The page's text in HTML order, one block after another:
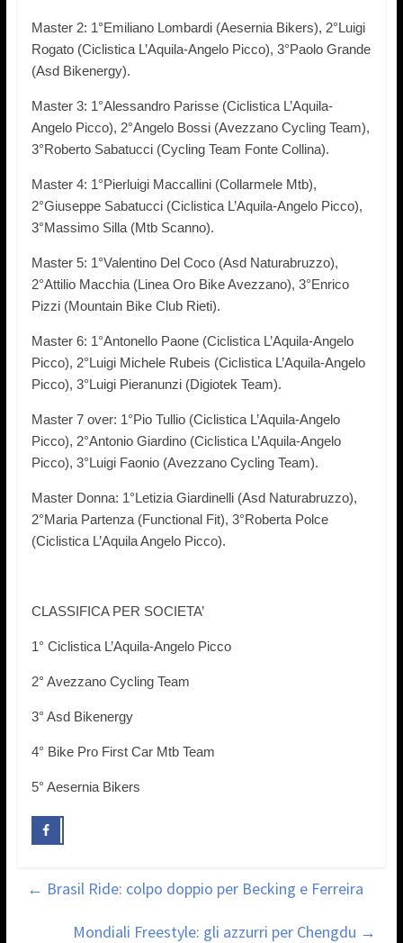
Master 2: 1°Emiliano Lombardi (Aesernia Bikers), 2°Luigi
Rogato (Ciclistica L’Aquila-Angelo Picco), 3°Paolo Grande
(Asd Bikenergy).
Master 3: 1°Alessandro Parisse (Ciclistica L’Aquila-
Angelo Picco), 2°Angelo Bossi (Avezzano Cycling Team),
3°Roberto Sabatucci (Cycling Team Fonte Collina).
Master 4: 1°Pierluigi Maccallini (Collarmele Mtb),
2°Giuseppe Sabatucci (Ciclistica L’Aquila-Angelo Picco),
3°Massimo Silla (Mtb Scanno).
Master 5: 1°Valentino Del Coco (Asd Naturabruzzo),
2°Attilio Macchia (Linea Oro Bike Avezzano), 3°Enrico
Pizzi (Mountain Bike Club Rieti).
Master 6: 1°Antonello Paone (Ciclistica L’Aquila-Angelo
Picco), 2°Luigi Michele Rubeis (Ciclistica L’Aquila-Angelo
Picco), 3°Luigi Pieranunzi (Digiotek Team).
Master 7 over: 1°Pio Tullio (Ciclistica L’Aquila-Angelo
Picco), 2°Antonio Giardino (Ciclistica L’Aquila-Angelo
Picco), 3°Luigi Faonio (Avezzano Cycling Team).
Master Donna: 1°Letizia Giardinelli (Asd Naturabruzzo),
2°Maria Partenza (Functional Fit), 3°Roberta Polce
(Ciclistica L’Aquila Angelo Picco).
CLASSIFICA PER SOCIETA’
1° Ciclistica L’Aquila-Angelo Picco
2° Avezzano Cycling Team
3° Asd Bikenergy
4° Bike Pro First Car Mtb Team
5° Aesernia Bikers
← Brasil Ride: colpo doppio per Becking e Ferreira
Mondiali Freestyle: gli azzurri per Chengdu →